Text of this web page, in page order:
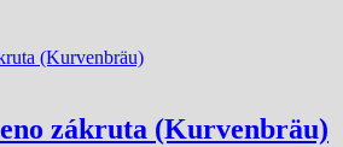
zákruta (Kurvenbräu)